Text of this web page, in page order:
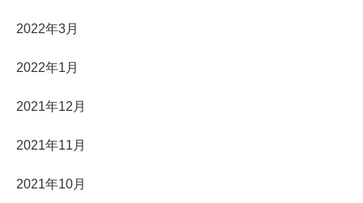
2022年3月
2022年1月
2021年12月
2021年11月
2021年10月